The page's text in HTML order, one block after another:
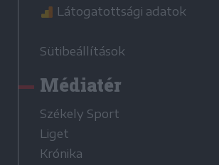
Látogatottsági adatok
Sütibeállítások
Médiatér
Székely Sport
Liget
Krónika